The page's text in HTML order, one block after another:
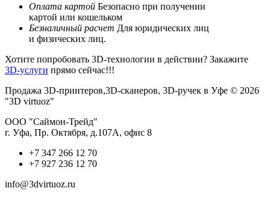
Оплата картой Безопасно при получении
картой или кошельком
Безналичный расчет Для юридических лиц
и физических лиц.
Хотите попробовать 3D-технологии в действии? Закажите
3D-услуги прямо сейчас!!!
Продажа 3D-принтеров,3D-сканеров, 3D-ручек в Уфе © 2026
"3D virtuoz"
ООО "Саймон-Трейд"
г. Уфа, Пр. Октября, д.107А, офис 8
+7 347 266 12 70
+7 927 236 12 70
info@3dvirtuoz.ru